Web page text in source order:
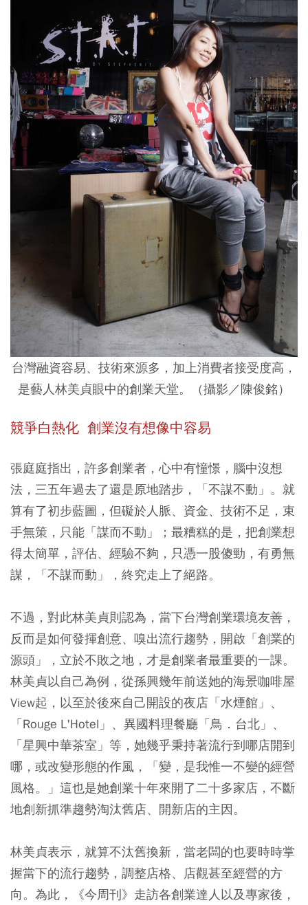
台灣融資容易、技術來源多，加上消費者接受度高，
是藝人林美貞眼中的創業天堂。（攝影／陳俊銘）
競爭白熱化 創業沒有想像中容易
張庭庭指出，許多創業者，心中有憧憬，腦中沒想
法，三五年過去了還是原地踏步，「不謀不動」。就
算有了初步藍圖，但礙於人脈、資金、技術不足，束
手無策，只能「謀而不動」；最糟糕的是，把創業想
得太簡單，評估、經驗不夠，只憑一股傻勁，有勇無
謀，「不謀而動」，終究走上了絕路。
不過，對此林美貞則認為，當下台灣創業環境友善，
反而是如何發揮創意、嗅出流行趨勢，開啟「創業的
源頭」，立於不敗之地，才是創業者最重要的一課。
林美貞以自己為例，從孫興幾年前送她的海景咖啡屋
View起，以至於後來自己開設的夜店「水煙館」、
「Rouge L'Hotel」、異國料理餐廳「鳥．台北」、
「星興中華茶室」等，她幾乎秉持著流行到哪店開到
哪，或改變形態的作風，「變，是我惟一不變的經營
風格。」這也是她創業十年來開了二十多家店，不斷
地創新抓準趨勢淘汰舊店、開新店的主因。
林美貞表示，就算不汰舊換新，當老闆的也要時時掌
握當下的流行趨勢，調整店格、店觀甚至經營的方
向。為此，《今周刊》走訪各創業達人以及專家後，